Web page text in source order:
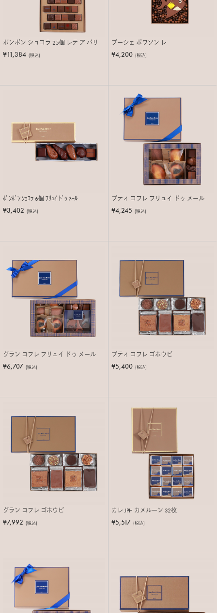
ボンボン ショコラ 25個 レテ ア パリ
¥11,384 (税込)
ブーシェ ポワソン レ
¥4,200 (税込)
ﾎﾞﾝﾎﾞﾝ ｼｮｺﾗ 6個 ﾌﾘｭｲ ﾄﾞｩ ﾒｰﾙ
¥3,402 (税込)
プティ コフレ フリュイ ドゥ メール
¥4,245 (税込)
グラン コフレ フリュイ ドゥ メール
¥6,707 (税込)
プティ コフレ ゴホウビ
¥5,400 (税込)
グラン コフレ ゴホウビ
¥7,992 (税込)
カレ JPH カメルーン 32枚
¥5,517 (税込)